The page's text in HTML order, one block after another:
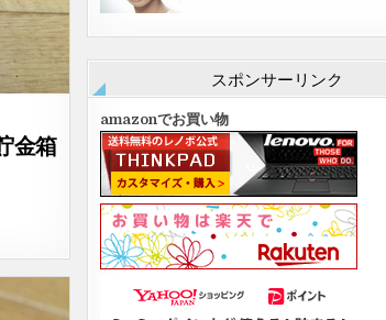
金箱
スポンサーリンク
amazonでお買い物